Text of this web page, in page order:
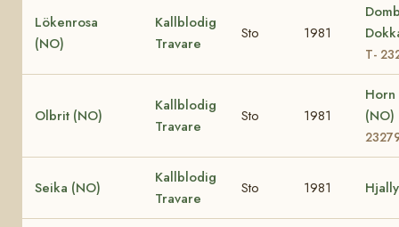
Lökenrosa
(NO)
Kallblodig
Travare
Sto 1981
T-
Olbrit (NO)
Kallblodig
Travare
Sto 1981
Horn
(NO)
Seika (NO)
Kallblodig
Travare
Sto 1981